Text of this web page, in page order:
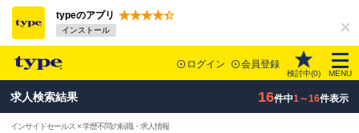
typeのアプリ
インストール
ログイン 会員登録
検討中(0) MENU
求人検索結果 16件中1～16件表示
インサイドセールス × 学歴不問の転職・求人情報